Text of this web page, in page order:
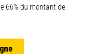
66% du montant de